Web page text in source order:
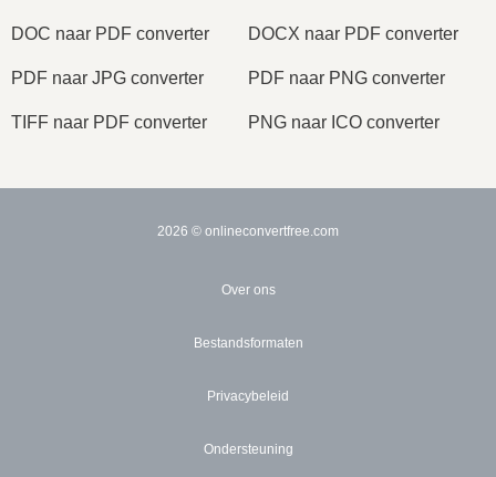
DOC naar PDF converter DOCX naar PDF converter
PDF naar JPG converter PDF naar PNG converter
TIFF naar PDF converter PNG naar ICO converter
2026 © onlineconvertfree.com
Over ons
Bestandsformaten
Privacybeleid
Ondersteuning